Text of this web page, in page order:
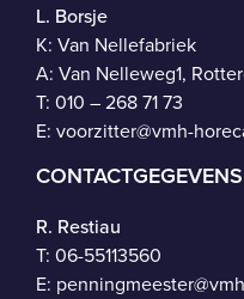
L. Borsje
K: Van Nellefabriek
A: Van Nelleweg1,
T: 010 – 268 71 73
E: voorzitter@vmh-
R. Restiau
T: 06-55113560
E: